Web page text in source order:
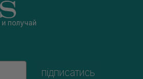
и получай
підписатись